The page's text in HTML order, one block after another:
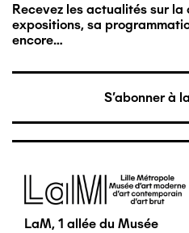
Recevez les actualités sur la
expositions, sa
encore…
S'abonner à
Image
LaM, 1 allée du Musée